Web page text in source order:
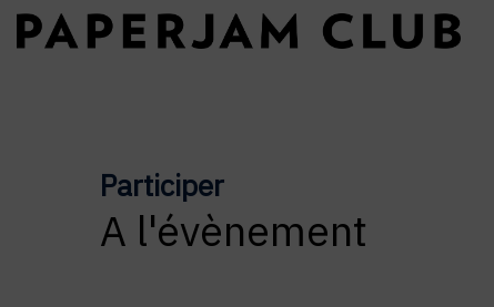
Participer
A l'évènement